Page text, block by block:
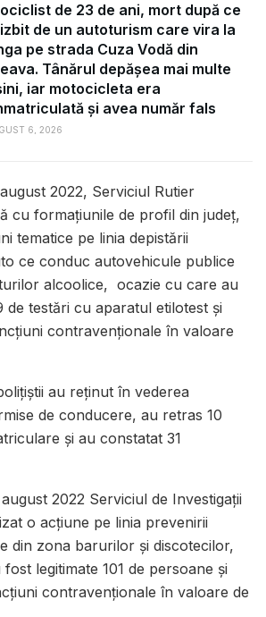
de 23 de ani, mort după ce
de un autoturism care vira la
pe strada Cuza Vodă din
Tânărul depășea mai multe
iar motocicleta era
și avea număr fals
6, 2026
2022, Serviciul Rutier
cu formațiunile de profil din județ,
tematice pe linia depistării
ce conduc autovehicule publice
alcoolice, ocazie cu care au
testări cu aparatul etilotest și
contravenționale în valoare
au reținut în vederea
de conducere, au retras 10
și au constatat 31
2022 Serviciul de Investigații
o acțiune pe linia prevenirii
din zona barurilor și discotecilor,
legitimate 101 de persoane și
contravenționale în valoare de